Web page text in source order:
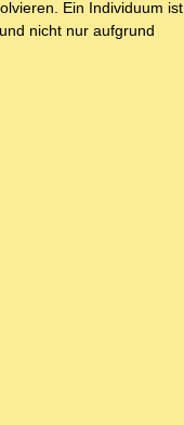
Ein Individuum ist
nicht nur aufgrund